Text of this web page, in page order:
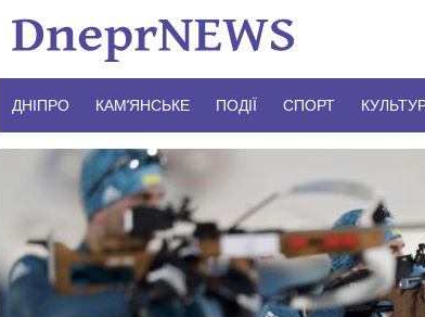
ДНІПРО КАМ’ЯНСЬКЕ ПОДІЇ СПОРТ